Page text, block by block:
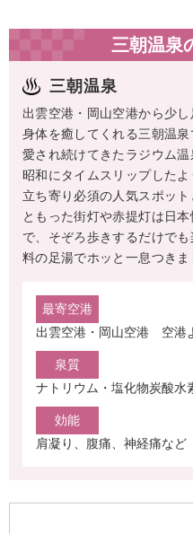
三朝温泉
三朝温泉
出雲空港・岡山空港から少
身体を癒してくれる三朝温
愛され続けてきたラジウム温
昭和にタイムスリップしたよ
立ち寄り必須の人気スポッ
ともった街灯や赤提灯は日
で、そぞろ歩きするだけで
料の足湯でホッと一息つきま
最寄空港
出雲空港・岡山空港 空港
泉質
ナトリウム・塩化物炭酸水
効能
肩凝り、腹痛、神経痛など